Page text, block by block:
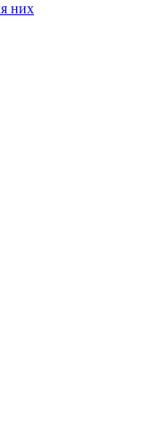
них